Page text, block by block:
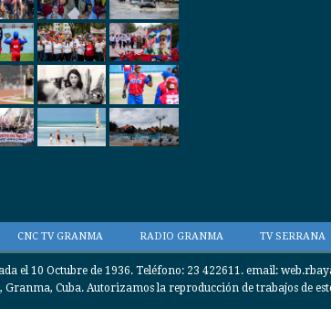
CNC TV GRANMA RADIO GRANMA TV SERRANA
el 10 Octubre de 1936. Teléfono: 23 422611. email:
Cuba. Autorizamos la reproducción de trabajos de